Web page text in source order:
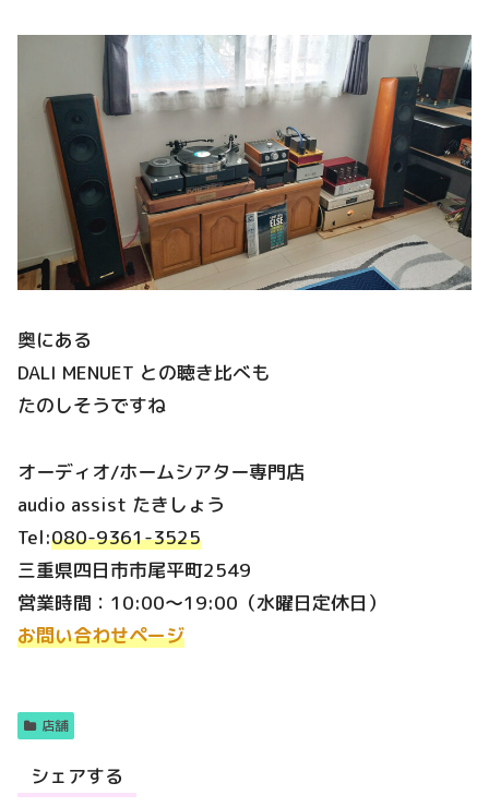
奥にある
DALI MENUET との聴き比べも
たのしそうですね
オーディオ/ホームシアター専門店
audio assist たきしょう
Tel:080-9361-3525
三重県四日市市尾平町2549
営業時間：10:00～19:00（水曜日定休日）
お問い合わせページ
店舗
シェアする